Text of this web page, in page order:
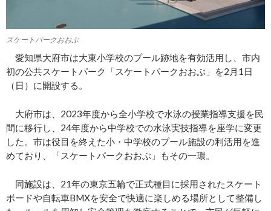
スケートパークおおぶ
愛知県大府市は大東小学校のプール跡地を有効活用し、市内
初の公共スケートパーク「スケートパークおおぶ」を2月1日
（日）に開設する。
大府市は、2023年度から全小学校で水泳の授業指導支援を民
間に移行し、24年度から中学校での水泳実技指導を座学に変更
した。市は役目を終えた小・中学校のプール施設の利活用を進
めており、「スケートパークおおぶ」もその一環。
同施設は、21年の東京五輪で正式種目に採用されたスケート
ボードや自転車BMXを安全で快適に楽しめる場所として整備し